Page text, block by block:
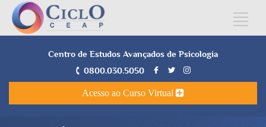
Centro de Estudos Avançados de Psicologia
0800.030.5050
Acesso ao Curso Virtual